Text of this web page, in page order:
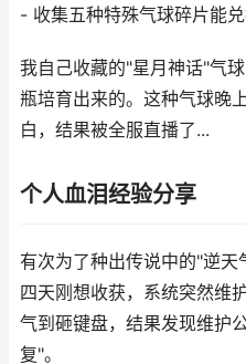
- 收集五种特殊气球碎片能
我自己收藏的"星月神话"气
瓶培育出来的。这种气球晚
白，结果被全服直播了...
个人血泪经验分享
有次为了种出传说中的"逆
四天刚想收获，系统突然维
气到砸键盘，结果发现维护
复"。